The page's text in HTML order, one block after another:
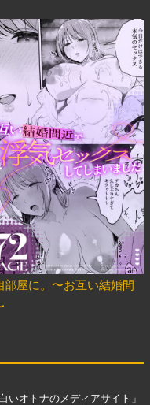
屋に。〜お互い結婚間
いオトナのメディアサイト」